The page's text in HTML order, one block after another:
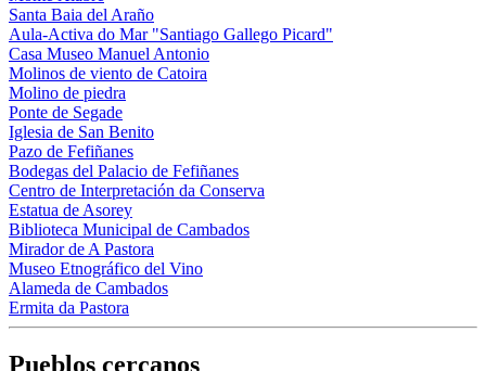
Santa Baia del Araño
Aula-Activa do Mar "Santiago Gallego Picard"
Casa Museo Manuel Antonio
Molinos de viento de Catoira
Molino de piedra
Ponte de Segade
Iglesia de San Benito
Pazo de Fefiñanes
Bodegas del Palacio de Fefiñanes
Centro de Interpretación da Conserva
Estatua de Asorey
Biblioteca Municipal de Cambados
Mirador de A Pastora
Museo Etnográfico del Vino
Alameda de Cambados
Ermita da Pastora
Pueblos cercanos